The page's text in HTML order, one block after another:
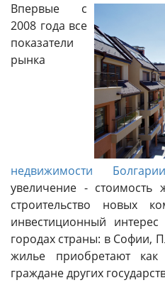
Впервые с
2008 года все
показатели
рынка
недвижимости Болгарии
увеличение -
строительство новых
инвестиционный
городах страны: в Софии,
жилье приобретают
граждане других